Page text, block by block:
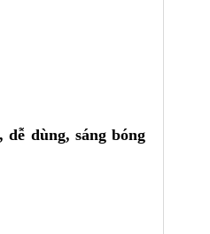
dễ dùng, sáng bóng